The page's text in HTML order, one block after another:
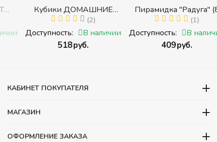
Кубики ДОМАШНИЕ
ЖИВОТНЫЕ (Томик)
(Набор кубиков
разрезных (складных))
(2)
Доступность: В наличии
руб.
Пирамидка "Радуга" (8
деталей) (Пирамидка
среднего размера)
(1)
Доступность: В наличии
руб.
КАБИНЕТ ПОКУПАТЕЛЯ
МАГАЗИН
ОФОРМЛЕНИЕ ЗАКАЗА